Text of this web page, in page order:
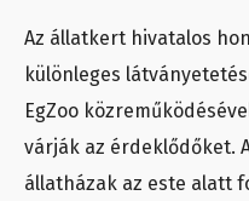
Az állatkert hivatalos
különleges
EgZoo
várják az érdeklődőket.
állatházak az este alatt